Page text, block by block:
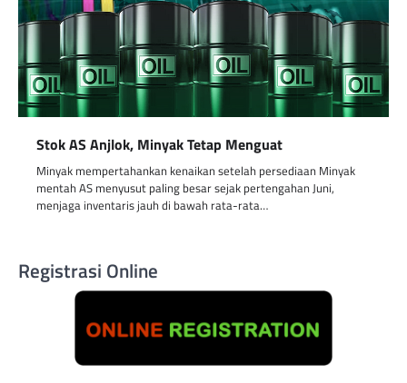
Stok AS Anjlok, Minyak Tetap Menguat
Minyak mempertahankan kenaikan setelah persediaan Minyak
mentah AS menyusut paling besar sejak pertengahan Juni,
menjaga inventaris jauh di bawah rata-rata…
Registrasi Online